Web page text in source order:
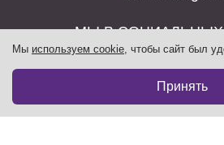
МЫ В СОЦИАЛЬНЫХ
Мы используем cookie, чтобы сайт был
Принять